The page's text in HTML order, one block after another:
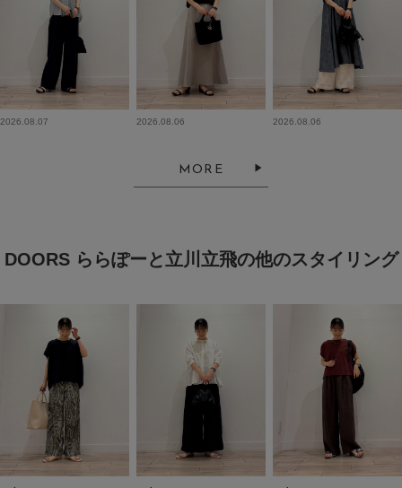
2026.08.07 2026.08.06 2026.08.06
MORE
DOORS ららぽーと立川立飛の他のスタイリング